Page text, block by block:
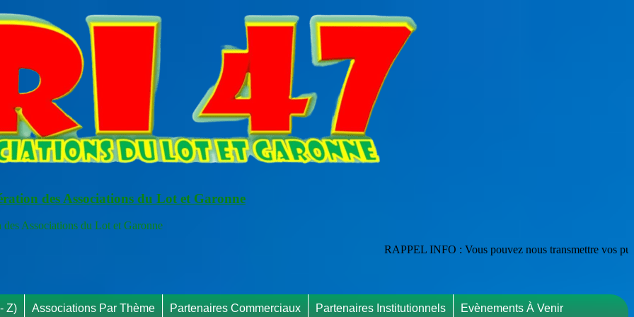
des Associations du Lot et Garonne
Associations du Lot et Garonne
RAPPEL INFO : Vous pouvez nous transmettre vos publications en les
Z) Associations Par Thème Partenaires Commerciaux Partenaires Institutionnels Evènements À Venir